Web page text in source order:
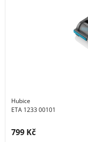
Hubice
ETA 1233 00101
Cena s DPH:
799 Kč